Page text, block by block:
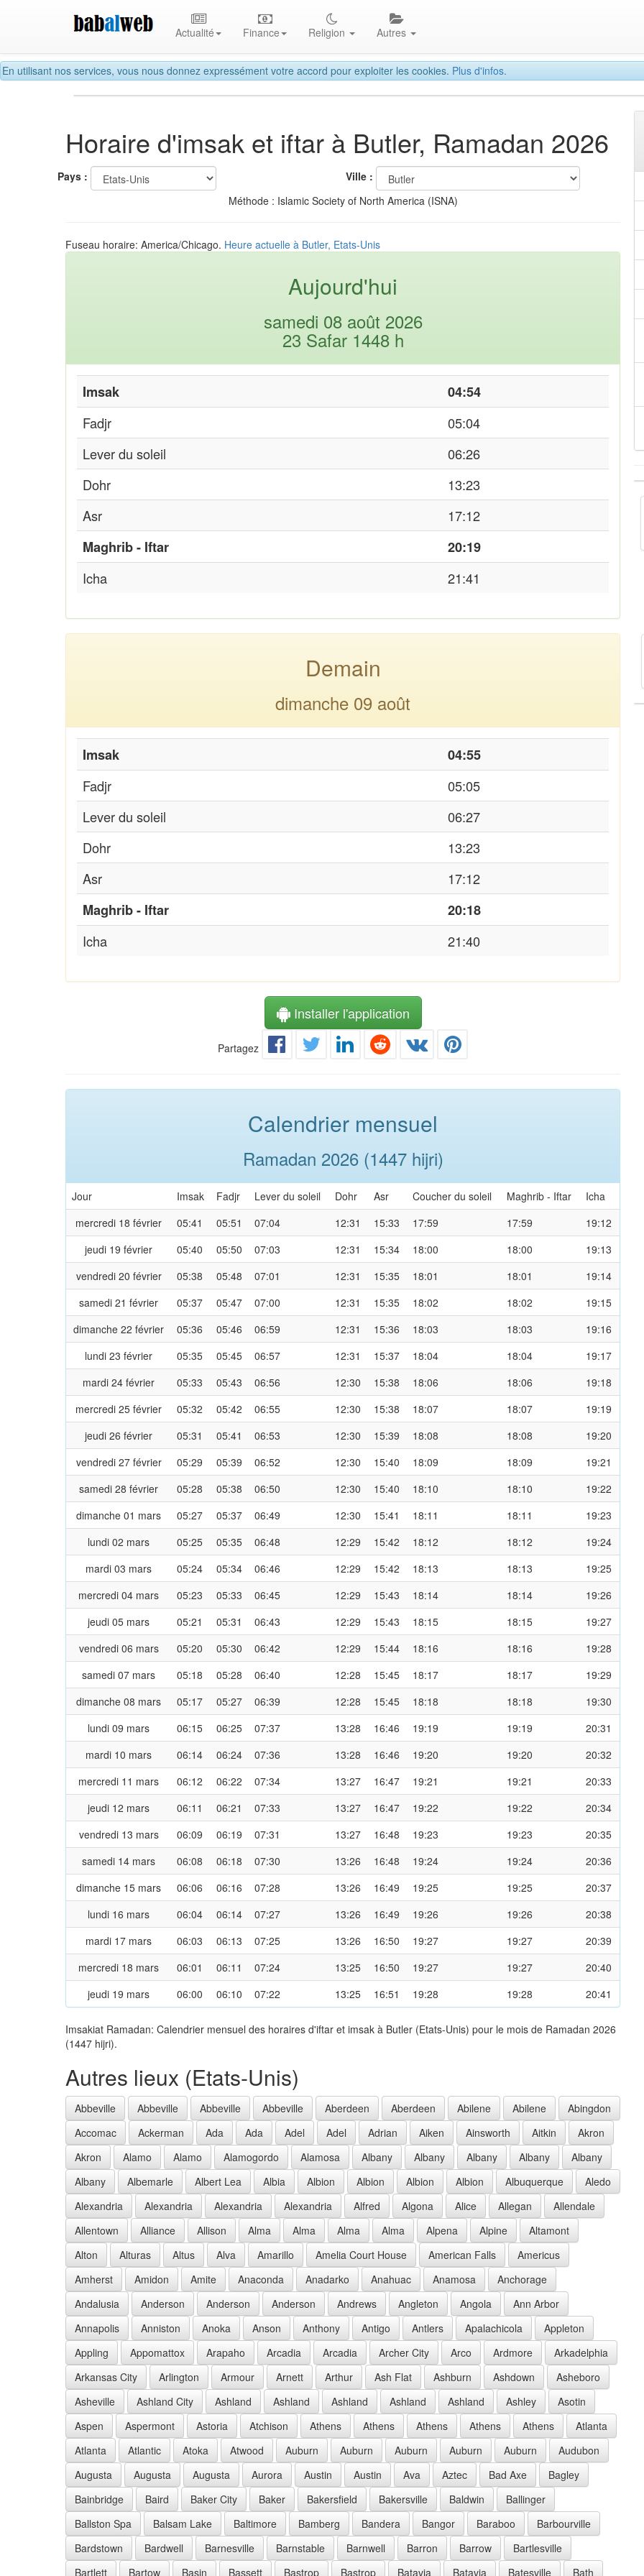
En utilisant nos services, vous nous donnez expressément votre accord pour exploiter les cookies. Plus d'infos.
Actualité Finance Religion Autres
Horaire d'imsak et iftar à Butler, Ramadan 2026
Pays :
Ville :
Méthode : Islamic Society of North America (ISNA)
Fuseau horaire: America/Chicago. Heure actuelle à Butler, Etats-Unis
Aujourd'hui
samedi 08 août 2026
23 Safar 1448 h
Imsak
04:54
Fadjr
05:04
Lever du soleil
06:26
Dohr
13:23
Asr
17:12
Maghrib - Iftar
20:19
Icha
21:41
Demain
dimanche 09 août
Imsak
04:55
Fadjr
05:05
Lever du soleil
06:27
Dohr
13:23
Asr
17:12
Maghrib - Iftar
20:18
Icha
21:40
Installer l'application
Partagez
Calendrier mensuel
Ramadan 2026 (1447 hijri)
Jour Imsak Fadjr Lever du soleil Dohr Asr Coucher du soleil Maghrib - Iftar
Icha
mercredi 18 février
05:41 05:51 07:04 12:31 15:33 17:59 17:59
19:12
jeudi 19 février
05:40 05:50 07:03 12:31 15:34 18:00 18:00
19:13
vendredi 20 février
05:38 05:48 07:01 12:31 15:35 18:01 18:01
19:14
samedi 21 février
05:37 05:47 07:00 12:31 15:35 18:02 18:02
19:15
dimanche 22 février
05:36 05:46 06:59 12:31 15:36 18:03 18:03
19:16
lundi 23 février
05:35 05:45 06:57 12:31 15:37 18:04 18:04
19:17
mardi 24 février
05:33 05:43 06:56 12:30 15:38 18:06 18:06
19:18
mercredi 25 février
05:32 05:42 06:55 12:30 15:38 18:07 18:07
19:19
jeudi 26 février
05:31 05:41 06:53 12:30 15:39 18:08 18:08
19:20
vendredi 27 février
05:29 05:39 06:52 12:30 15:40 18:09 18:09
19:21
samedi 28 février
05:28 05:38 06:50 12:30 15:40 18:10 18:10
19:22
dimanche 01 mars
05:27 05:37 06:49 12:30 15:41 18:11 18:11
19:23
lundi 02 mars
05:25 05:35 06:48 12:29 15:42 18:12 18:12
19:24
mardi 03 mars
05:24 05:34 06:46 12:29 15:42 18:13 18:13
19:25
mercredi 04 mars
05:23 05:33 06:45 12:29 15:43 18:14 18:14
19:26
jeudi 05 mars
05:21 05:31 06:43 12:29 15:43 18:15 18:15
19:27
vendredi 06 mars
05:20 05:30 06:42 12:29 15:44 18:16 18:16
19:28
samedi 07 mars
05:18 05:28 06:40 12:28 15:45 18:17 18:17
19:29
dimanche 08 mars
05:17 05:27 06:39 12:28 15:45 18:18 18:18
19:30
lundi 09 mars
06:15 06:25 07:37 13:28 16:46 19:19 19:19
20:31
mardi 10 mars
06:14 06:24 07:36 13:28 16:46 19:20 19:20
20:32
mercredi 11 mars
06:12 06:22 07:34 13:27 16:47 19:21 19:21
20:33
jeudi 12 mars
06:11 06:21 07:33 13:27 16:47 19:22 19:22
20:34
vendredi 13 mars
06:09 06:19 07:31 13:27 16:48 19:23 19:23
20:35
samedi 14 mars
06:08 06:18 07:30 13:26 16:48 19:24 19:24
20:36
dimanche 15 mars
06:06 06:16 07:28 13:26 16:49 19:25 19:25
20:37
lundi 16 mars
06:04 06:14 07:27 13:26 16:49 19:26 19:26
20:38
mardi 17 mars
06:03 06:13 07:25 13:26 16:50 19:27 19:27
20:39
mercredi 18 mars
06:01 06:11 07:24 13:25 16:50 19:27 19:27
20:40
jeudi 19 mars
06:00 06:10 07:22 13:25 16:51 19:28 19:28 20:41
Imsakiat Ramadan: Calendrier mensuel des horaires d'iftar et imsak à Butler (Etats-Unis) pour le mois de Ramadan 2026
(1447 hijri).
Autres lieux (Etats-Unis)
Abbeville Abbeville Abbeville Abbeville Aberdeen Aberdeen Abilene Abilene
Abingdon
Accomac
Ackerman Ada Ada Adel Adel Adrian Aiken Ainsworth Aitkin
Akron
Akron
Alamo Alamo Alamogordo Alamosa Albany Albany Albany Albany
Albany
Albany
Albemarle Albert Lea Albia Albion Albion Albion Albion Albuquerque
Aledo
Alexandria
Alexandria Alexandria Alexandria Alfred Algona Alice Allegan
Allendale
Allentown
Alliance Allison Alma Alma Alma Alma Alpena Alpine
Altamont
Alton
Alturas Altus Alva Amarillo Amelia Court House American Falls
Americus
Amherst
Amidon Amite Anaconda Anadarko Anahuac Anamosa
Anchorage
Andalusia
Anderson Anderson Anderson Andrews Angleton Angola
Ann Arbor
Annapolis
Anniston Anoka Anson Anthony Antigo Antlers Apalachicola
Appleton
Appling
Appomattox Arapaho Arcadia Arcadia Archer City Arco Ardmore
Arkadelphia
Arkansas City
Arlington Armour Arnett Arthur Ash Flat Ashburn Ashdown
Asheboro
Asheville
Ashland City Ashland Ashland Ashland Ashland Ashland Ashley
Asotin
Aspen
Aspermont Astoria Atchison Athens Athens Athens Athens Athens
Atlanta
Atlanta
Atlantic Atoka Atwood Auburn Auburn Auburn Auburn Auburn
Audubon
Augusta
Augusta Augusta Aurora Austin Austin Ava Aztec Bad Axe
Bagley
Bainbridge
Baird Baker City Baker Bakersfield Bakersville Baldwin
Ballinger
Ballston Spa
Balsam Lake Baltimore Bamberg Bandera Bangor Baraboo
Barbourville
Bardstown
Bardwell Barnesville Barnstable Barnwell Barron Barrow
Bartlesville
Bartlett
Bartow Basin Bassett Bastrop Bastrop Batavia Batavia Batesville Bath